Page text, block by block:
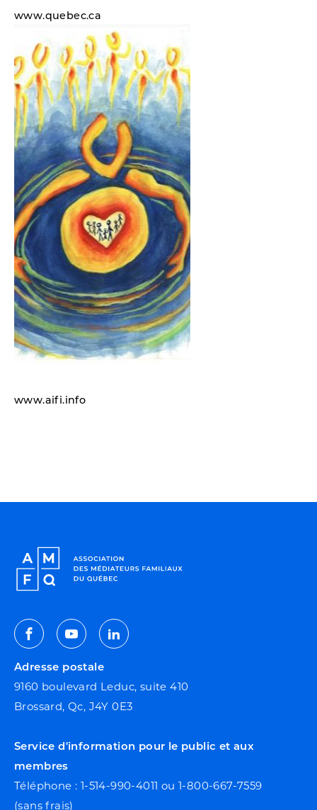
www.quebec.ca
www.aifi.info
FacebookYoutubeLinkedin
Adresse postale
9160 boulevard Leduc, suite 410
Brossard, Qc, J4Y 0E3
Service d'information pour le public et aux
membres
Téléphone : 1-514-990-4011 ou 1-800-667-7559
(sans frais)